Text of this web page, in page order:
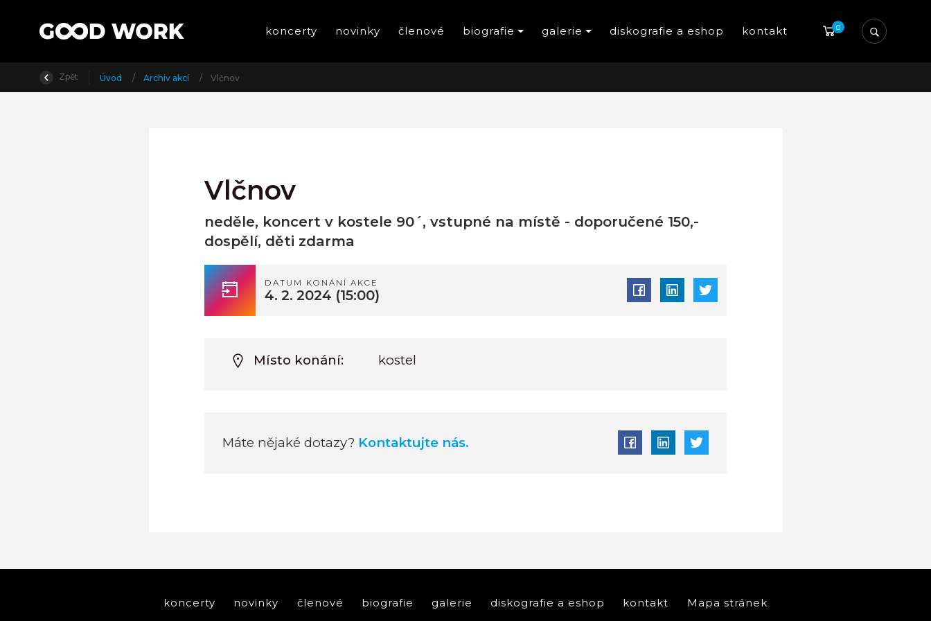
koncerty novinky členové biografie galerie diskografie a eshop kontakt 0
Zpět Úvod / Archiv akcí / Vlčnov
Vlčnov
neděle, koncert v kostele 90´, vstupné na místě - doporučené 150,-
dospělí, děti zdarma
DATUM KONÁNÍ AKCE
4. 2. 2024 (15:00)
Místo konání: kostel
Máte nějaké dotazy? Kontaktujte nás.
koncerty novinky členové biografie galerie diskografie a eshop kontakt Mapa stránek